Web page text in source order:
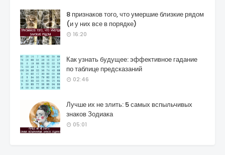
8 признаков того, что умершие близкие рядом
(и у них все в порядке)
16:20
Как узнать будущее: эффективное гадание
по таблице предсказаний
02:46
Лучше их не злить: 5 самых вспыльчивых
знаков Зодиака
05:01